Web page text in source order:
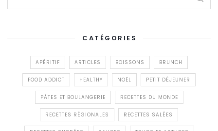
CATÉGORIES
APÉRITIF ARTICLES BOISSONS BRUNCH
FOOD ADDICT HEALTHY NOËL PETIT DÉJEUNER
PÂTES ET BOULANGERIE RECETTES DU MONDE
RECETTES RÉGIONALES RECETTES SALÉES